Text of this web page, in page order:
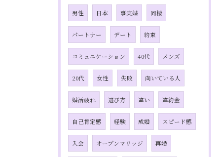
男性 日本 事実婚 同棲
パートナー デート 約束
コミュニケーション 40代 メンズ
20代 女性 失敗 向いている人
婚活疲れ 選び方 違い 違約金
自己肯定感 経験 成婚 スピード感
入会 オープンマリッジ 再婚